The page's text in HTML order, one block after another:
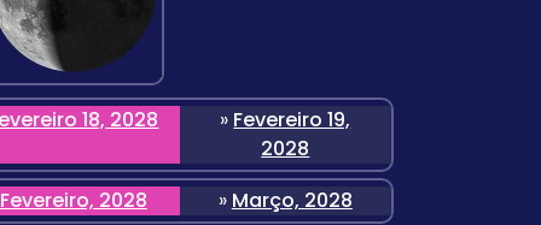
18, 2028 » Fevereiro 19,
2028
Fevereiro, 2028
» Março, 2028